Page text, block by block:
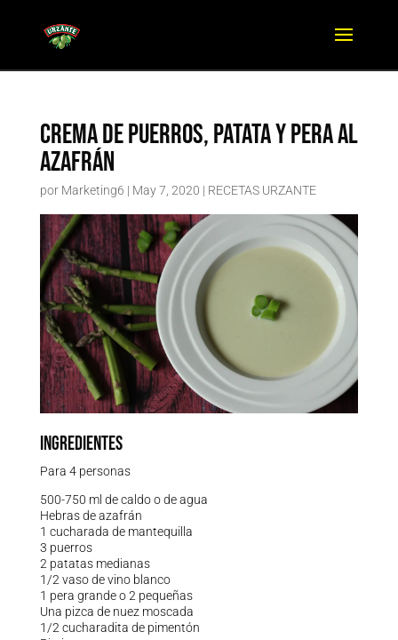
Crema de puerros, patata y pera al
azafrán
por Marketing6 | May 7, 2020 | RECETAS URZANTE
INGREDIENTES
Para 4 personas
500-750 ml de caldo o de agua
Hebras de azafrán
1 cucharada de mantequilla
3 puerros
2 patatas medianas
1/2 vaso de vino blanco
1 pera grande o 2 pequeñas
Una pizca de nuez moscada
1/2 cucharadita de pimentón